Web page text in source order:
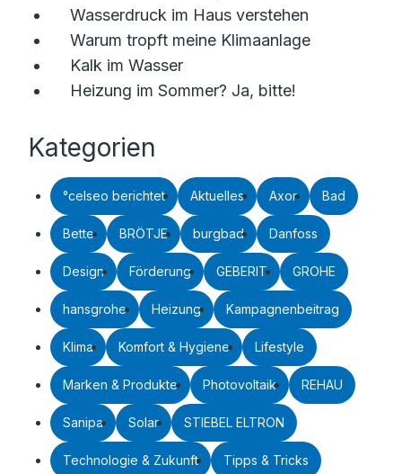
Wasserdruck im Haus verstehen
Warum tropft meine Klimaanlage
Kalk im Wasser
Heizung im Sommer? Ja, bitte!
Kategorien
°celseo berichtet Aktuelles Axor Bad
Bette BRÖTJE burgbad Danfoss
Design Förderung GEBERIT GROHE
hansgrohe Heizung Kampagnenbeitrag
Klima Komfort & Hygiene Lifestyle
Marken & Produkte Photovoltaik REHAU
Sanipa Solar STIEBEL ELTRON
Technologie & Zukunft Tipps & Tricks